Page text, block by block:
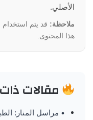
الأصلي.
ملاحظة: قد يتم استخدام
هذا المحتوى.
مقالات
• مراسل المنار: